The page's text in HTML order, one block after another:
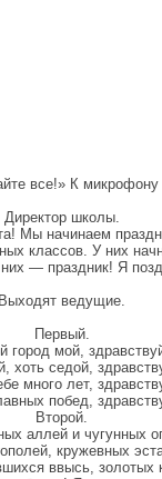
все!» К
Директор школы.
Мы начинаем
классов. У них
— праздник! Я
Выходят ведущие.
Первый.
город мой,
хоть седой,
много лет,
побед,
Второй.
аллей и чугунных
кружевных
ввысь, золотых